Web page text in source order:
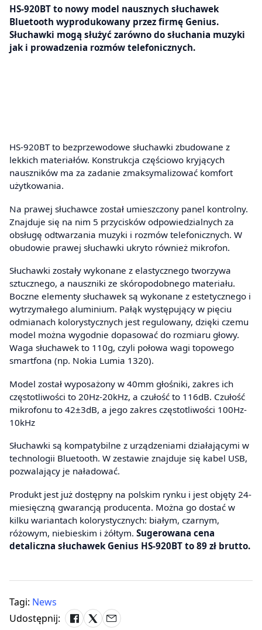
HS-920BT to nowy model nausznych słuchawek
Bluetooth wyprodukowany przez firmę Genius.
Słuchawki mogą służyć zarówno do słuchania muzyki
jak i prowadzenia rozmów telefonicznych.
HS-920BT to bezprzewodowe słuchawki zbudowane z
lekkich materiałów. Konstrukcja częściowo kryjących
nauszników ma za zadanie zmaksymalizować komfort
użytkowania.
Na prawej słuchawce został umieszczony panel kontrolny.
Znajduje się na nim 5 przycisków odpowiedzialnych za
obsługę odtwarzania muzyki i rozmów telefonicznych. W
obudowie prawej słuchawki ukryto również mikrofon.
Słuchawki zostały wykonane z elastycznego tworzywa
sztucznego, a nauszniki ze skóropodobnego materiału.
Boczne elementy słuchawek są wykonane z estetycznego i
wytrzymałego aluminium. Pałąk występujący w pięciu
odmianach kolorystycznych jest regulowany, dzięki czemu
model można wygodnie dopasować do rozmiaru głowy.
Waga słuchawek to 110g, czyli połowa wagi topowego
smartfona (np. Nokia Lumia 1320).
Model został wyposażony w 40mm głośniki, zakres ich
częstotliwości to 20Hz-20kHz, a czułość to 116dB. Czułość
mikrofonu to 42±3dB, a jego zakres częstotliwości 100Hz-
10kHz
Słuchawki są kompatybilne z urządzeniami działającymi w
technologii Bluetooth. W zestawie znajduje się kabel USB,
pozwalający je naładować.
Produkt jest już dostępny na polskim rynku i jest objęty 24-
miesięczną gwarancją producenta. Można go dostać w
kilku wariantach kolorystycznych: białym, czarnym,
różowym, niebieskim i żółtym. Sugerowana cena
detaliczna słuchawek Genius HS-920BT to 89 zł brutto.
Tagi: News
Udostępnij: